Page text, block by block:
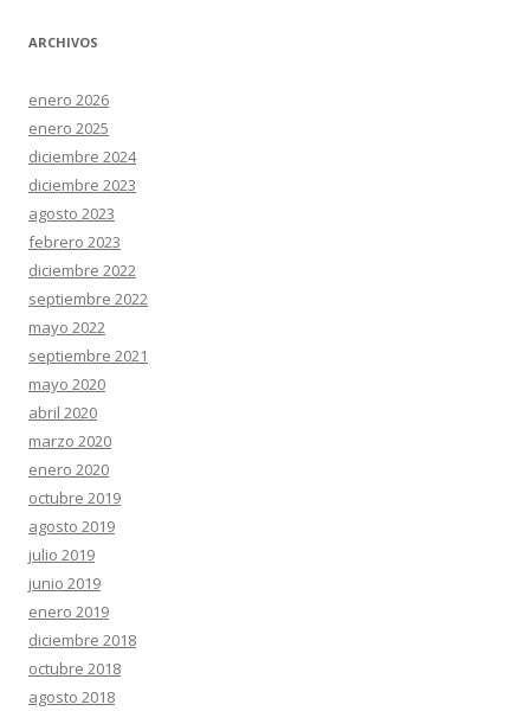
ARCHIVOS
enero 2026
enero 2025
diciembre 2024
diciembre 2023
agosto 2023
febrero 2023
diciembre 2022
septiembre 2022
mayo 2022
septiembre 2021
mayo 2020
abril 2020
marzo 2020
enero 2020
octubre 2019
agosto 2019
julio 2019
junio 2019
enero 2019
diciembre 2018
octubre 2018
agosto 2018